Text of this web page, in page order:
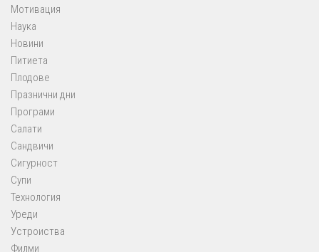
Мотивация
Наука
Новини
Питиета
Плодове
Празнични дни
Програми
Салати
Сандвичи
Сигурност
Супи
Технология
Уреди
Устроиства
Филми